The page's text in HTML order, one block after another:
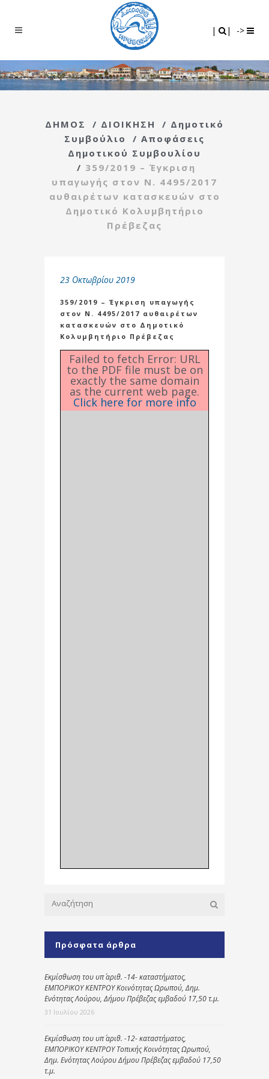
| | ->
ΔΗΜΟΣ / ΔΙΟΙΚΗΣΗ / Δημοτικό
Συμβούλιο
/ Αποφάσεις
Δημοτικού Συμβουλίου
/ 359/2019 – Έγκριση
υπαγωγής στον Ν. 4495/2017
αυθαιρέτων κατασκευών στο
Δημοτικό Κολυμβητήριο
Πρέβεζας
23 Οκτωβρίου 2019
359/2019 – Έγκριση υπαγωγής
στον Ν. 4495/2017 αυθαιρέτων
κατασκευών στο Δημοτικό
Κολυμβητήριο Πρέβεζας
Failed to fetch Error: URL
to the PDF file must be on
exactly the same domain
as the current web page.
Click here for more info
Πρόσφατα άρθρα
Εκμίσθωση του υπ΄ αριθ. -14- καταστήματος,
ΕΜΠΟΡΙΚΟΥ ΚΕΝΤΡΟΥ Κοινότητας Ωρωπού, Δημ.
Ενότητας Λούρου, Δήμου Πρέβεζας εμβαδού 17,50 τ.μ.
31 Ιουλίου 2026
Εκμίσθωση του υπ΄ αριθ. -12- καταστήματος,
ΕΜΠΟΡΙΚΟΥ ΚΕΝΤΡΟΥ Τοπικής Κοινότητας Ωρωπού,
Δημ. Ενότητας Λούρου Δήμου Πρέβεζας εμβαδού 17,50
τ.μ.